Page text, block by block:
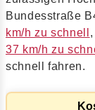
Bundesstraße
km/h zu schnell ,
37 km/h zu
schnell fahren.